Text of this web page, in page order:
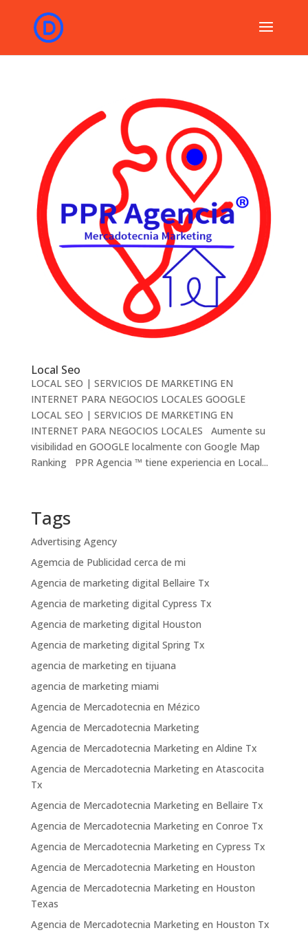
Local Seo
LOCAL SEO | SERVICIOS DE MARKETING EN
INTERNET PARA NEGOCIOS LOCALES GOOGLE
LOCAL SEO | SERVICIOS DE MARKETING EN
INTERNET PARA NEGOCIOS LOCALES Aumente su
visibilidad en GOOGLE localmente con Google Map
Ranking PPR Agencia ™ tiene experiencia en Local...
Tags
Advertising Agency
Agemcia de Publicidad cerca de mi
Agencia de marketing digital Bellaire Tx
Agencia de marketing digital Cypress Tx
Agencia de marketing digital Houston
Agencia de marketing digital Spring Tx
agencia de marketing en tijuana
agencia de marketing miami
Agencia de Mercadotecnia en Mézico
Agencia de Mercadotecnia Marketing
Agencia de Mercadotecnia Marketing en Aldine Tx
Agencia de Mercadotecnia Marketing en Atascocita
Tx
Agencia de Mercadotecnia Marketing en Bellaire Tx
Agencia de Mercadotecnia Marketing en Conroe Tx
Agencia de Mercadotecnia Marketing en Cypress Tx
Agencia de Mercadotecnia Marketing en Houston
Agencia de Mercadotecnia Marketing en Houston
Texas
Agencia de Mercadotecnia Marketing en Houston Tx